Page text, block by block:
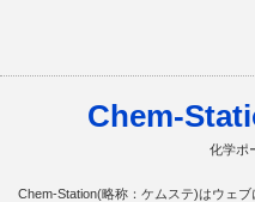
Chem-
化学ポ
Chem-Station(略称：ケムステ)はウェ